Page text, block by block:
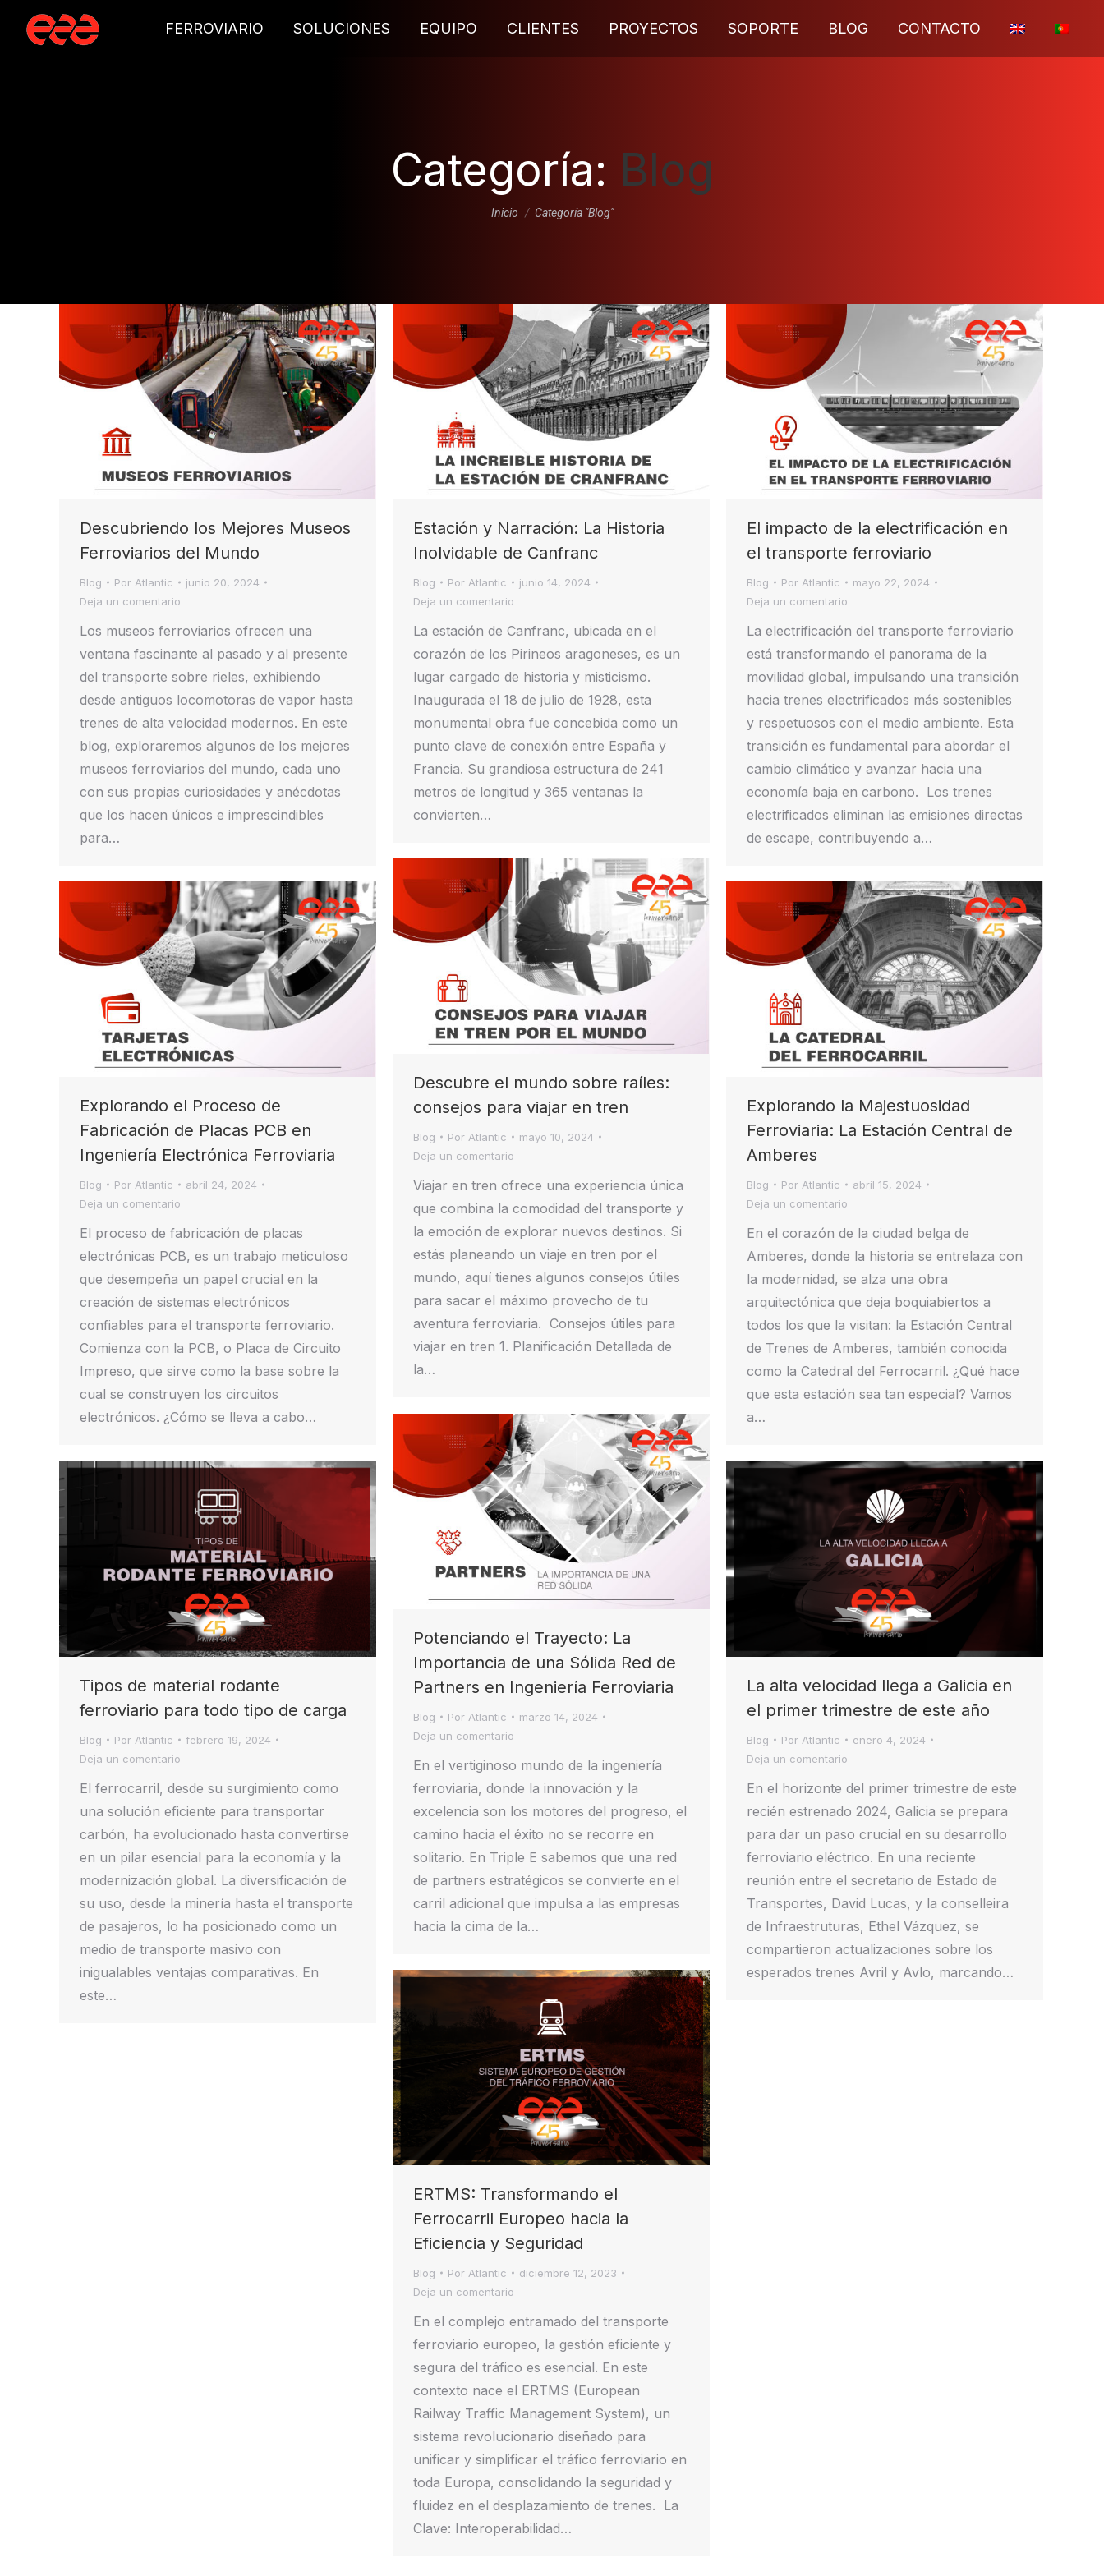
FERROVIARIO SOLUCIONES EQUIPO CLIENTES PROYECTOS SOPORTE BLOG CONTACTO
Categoría: Blog
Estás aquí:
Inicio Categoría "Blog"
Descubriendo los Mejores Museos
Ferroviarios del Mundo
Blog Por Atlantic
junio 20, 2024
Deja un comentario
Los museos ferroviarios ofrecen una
ventana fascinante al pasado y al presente
del transporte sobre rieles, exhibiendo
desde antiguos locomotoras de vapor hasta
trenes de alta velocidad modernos. En este
blog, exploraremos algunos de los mejores
museos ferroviarios del mundo, cada uno
con sus propias curiosidades y anécdotas
que los hacen únicos e imprescindibles
para…
Estación y Narración: La Historia
Inolvidable de Canfranc
Blog Por Atlantic
junio 14, 2024
Deja un comentario
La estación de Canfranc, ubicada en el
corazón de los Pirineos aragoneses, es un
lugar cargado de historia y misticismo.
Inaugurada el 18 de julio de 1928, esta
monumental obra fue concebida como un
punto clave de conexión entre España y
Francia. Su grandiosa estructura de 241
metros de longitud y 365 ventanas la
convierten…
El impacto de la electrificación en
el transporte ferroviario
Blog Por Atlantic
mayo 22, 2024
Deja un comentario
La electrificación del transporte ferroviario
está transformando el panorama de la
movilidad global, impulsando una transición
hacia trenes electrificados más sostenibles
y respetuosos con el medio ambiente. Esta
transición es fundamental para abordar el
cambio climático y avanzar hacia una
economía baja en carbono. Los trenes
electrificados eliminan las emisiones directas
de escape, contribuyendo a…
Descubre el mundo sobre raíles:
consejos para viajar en tren
Blog Por Atlantic
mayo 10, 2024
Deja un comentario
Viajar en tren ofrece una experiencia única
que combina la comodidad del transporte y
la emoción de explorar nuevos destinos. Si
estás planeando un viaje en tren por el
mundo, aquí tienes algunos consejos útiles
para sacar el máximo provecho de tu
aventura ferroviaria. Consejos útiles para
viajar en tren 1. Planificación Detallada de
la…
Explorando el Proceso de
Fabricación de Placas PCB en
Ingeniería Electrónica Ferroviaria
Blog Por Atlantic
abril 24, 2024
Deja un comentario
El proceso de fabricación de placas
electrónicas PCB, es un trabajo meticuloso
que desempeña un papel crucial en la
creación de sistemas electrónicos
confiables para el transporte ferroviario.
Comienza con la PCB, o Placa de Circuito
Impreso, que sirve como la base sobre la
cual se construyen los circuitos
electrónicos. ¿Cómo se lleva a cabo…
Explorando la Majestuosidad
Ferroviaria: La Estación Central de
Amberes
Blog Por Atlantic
abril 15, 2024
Deja un comentario
En el corazón de la ciudad belga de
Amberes, donde la historia se entrelaza con
la modernidad, se alza una obra
arquitectónica que deja boquiabiertos a
todos los que la visitan: la Estación Central
de Trenes de Amberes, también conocida
como la Catedral del Ferrocarril. ¿Qué hace
que esta estación sea tan especial? Vamos
a…
Potenciando el Trayecto: La
Importancia de una Sólida Red de
Partners en Ingeniería Ferroviaria
Blog Por Atlantic
marzo 14, 2024
Deja un comentario
En el vertiginoso mundo de la ingeniería
ferroviaria, donde la innovación y la
excelencia son los motores del progreso, el
camino hacia el éxito no se recorre en
solitario. En Triple E sabemos que una red
de partners estratégicos se convierte en el
carril adicional que impulsa a las empresas
hacia la cima de la…
Tipos de material rodante
ferroviario para todo tipo de carga
Blog Por Atlantic
febrero 19, 2024
Deja un comentario
El ferrocarril, desde su surgimiento como
una solución eficiente para transportar
carbón, ha evolucionado hasta convertirse
en un pilar esencial para la economía y la
modernización global. La diversificación de
su uso, desde la minería hasta el transporte
de pasajeros, lo ha posicionado como un
medio de transporte masivo con
inigualables ventajas comparativas. En
este…
La alta velocidad llega a Galicia en
el primer trimestre de este año
Blog Por Atlantic
enero 4, 2024
Deja un comentario
En el horizonte del primer trimestre de este
recién estrenado 2024, Galicia se prepara
para dar un paso crucial en su desarrollo
ferroviario eléctrico. En una reciente
reunión entre el secretario de Estado de
Transportes, David Lucas, y la conselleira
de Infraestruturas, Ethel Vázquez, se
compartieron actualizaciones sobre los
esperados trenes Avril y Avlo, marcando…
ERTMS: Transformando el
Ferrocarril Europeo hacia la
Eficiencia y Seguridad
Blog Por Atlantic
diciembre 12, 2023
Deja un comentario
En el complejo entramado del transporte
ferroviario europeo, la gestión eficiente y
segura del tráfico es esencial. En este
contexto nace el ERTMS (European
Railway Traffic Management System), un
sistema revolucionario diseñado para
unificar y simplificar el tráfico ferroviario en
toda Europa, consolidando la seguridad y
fluidez en el desplazamiento de trenes. La
Clave: Interoperabilidad…